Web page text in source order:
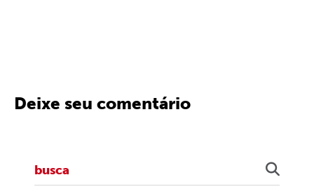
Deixe seu comentário